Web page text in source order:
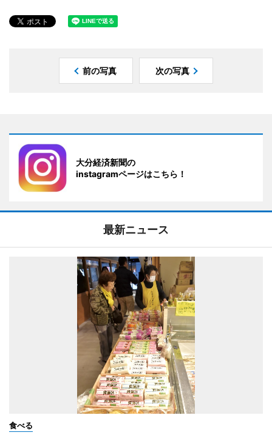
前の写真 次の写真
大分経済新聞の
instagramページはこちら！
最新ニュース
食べる